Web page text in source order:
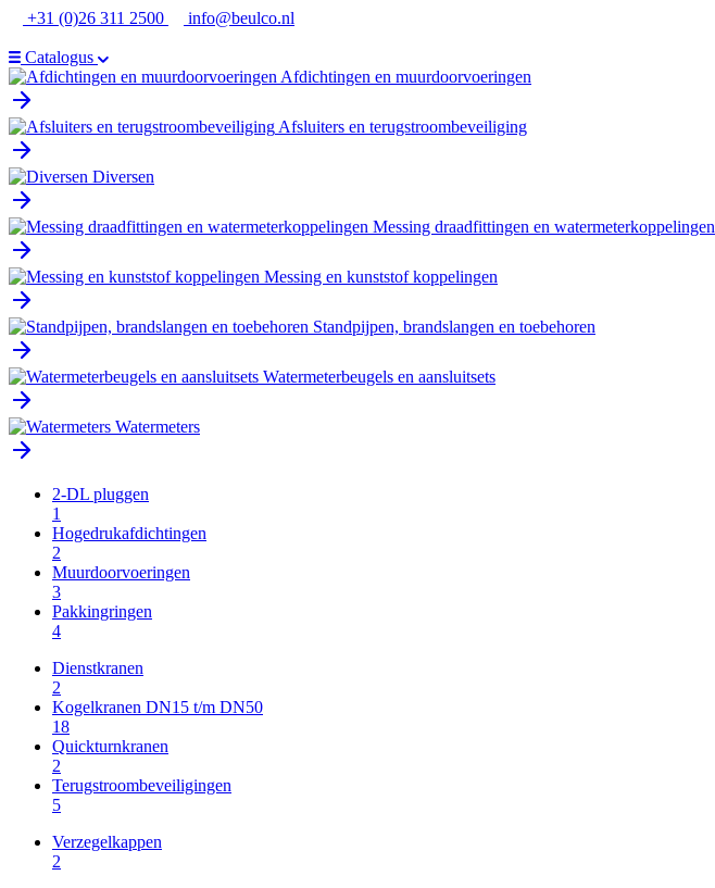
Ga
de
inhoud
+31 (0)26 311 2500 info@beulco.nl
Catalogus
Afdichtingen en muurdoorvoeringen
Afsluiters en terugstroombeveiliging
Diversen
Messing draadfittingen en watermeterkoppelingen
Messing en kunststof koppelingen
Standpijpen, brandslangen en toebehoren
Watermeterbeugels en aansluitsets
Watermeters
2-DL pluggen
1
Hogedrukafdichtingen
2
Muurdoorvoeringen
3
Pakkingringen
4
Dienstkranen
2
Kogelkranen DN15 t/m DN50
18
Quickturnkranen
2
Terugstroombeveiligingen
5
Verzegelkappen
2